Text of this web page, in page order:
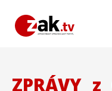
ZPRÁVY z